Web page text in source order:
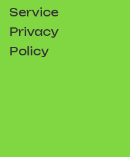
Service
Privacy
Policy